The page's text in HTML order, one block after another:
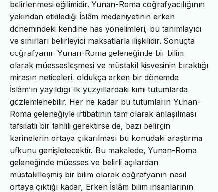
belirlenmesi eğilimidir. Yunan-Roma coğrafyacılığının
yakından etkilediği İslâm medeniyetinin erken
dönemindeki kendine has yönelimleri, bu tanımlayıcı
ve sınırları belirleyici maksatlarla ilişkilidir. Sonuçta
coğrafyanın Yunan-Roma geleneğinde bir bilim
olarak müessesleşmesi ve müstakil kisvesinin bıraktığı
mirasın neticeleri, oldukça erken bir dönemde
İslâm’ın yayıldığı ilk yüzyıllardaki kimi tutumlarda
gözlemlenebilir. Her ne kadar bu tutumların Yunan-
Roma geleneğiyle irtibatının tam olarak anlaşılması
tafsilatlı bir tahlili gerektirse de, bazı belirgin
karinelerin ortaya çıkarılması bu konudaki araştırma
ufkunu genişletecektir. Bu makalede, Yunan-Roma
geleneğinde müesses ve belirli açılardan
müstakilleşmiş bir bilim olarak coğrafyanın nasıl
ortaya çıktığı kadar, Erken İslâm bilim insanlarının